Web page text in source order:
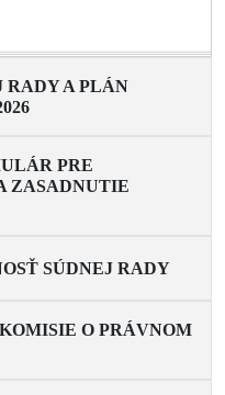
RADY A PLÁN
PRE
ZASADNUTIE
SÚDNEJ RADY
O PRÁVNOM